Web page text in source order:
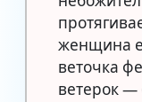
женщина
веточка
ветерок —